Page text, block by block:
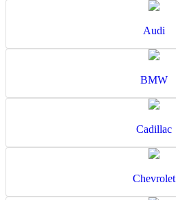
Audi
BMW
Cadillac
Chevrolet